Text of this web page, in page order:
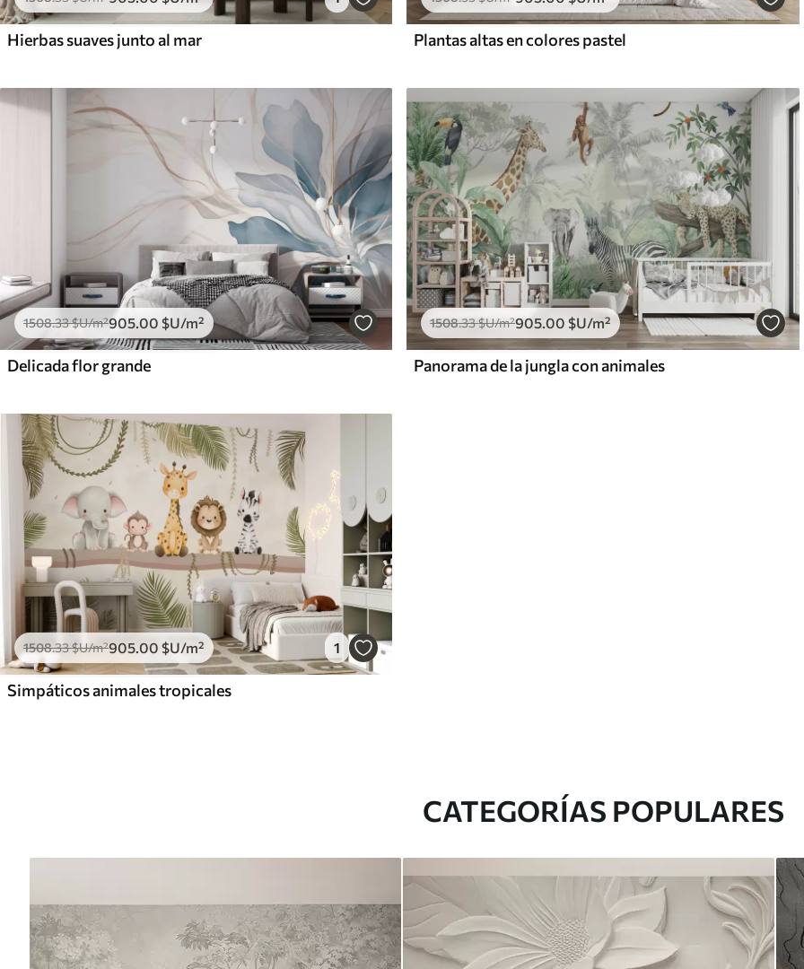
Hierbas suaves junto al mar Plantas altas en colores pastel
1508.33$U/m²905.00 $U/m²
Delicada flor grande
1508.33$U/m²905 .00 $U/m²
Panorama de la jungla con animales
1508.33$U/m²905.00 $U/m² 1
Simpáticos animales tropicales
CATEGORÍAS POPULARES